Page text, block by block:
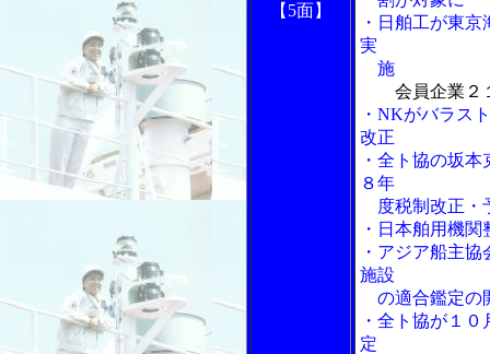
【5面】
・日舶工が東
実
施
会員企業２
・NKがバラス
改正
・全ト協の坂
８年
度税制改正・
・日本舶用機
・アジア船主
施設
の適合鑑定の
・全ト協が１
定